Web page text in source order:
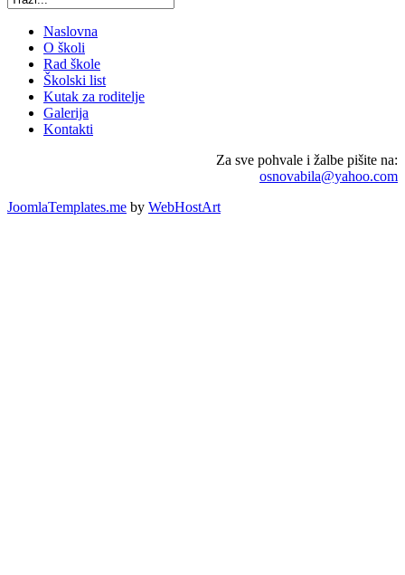
Naslovna
O školi
Rad škole
Školski list
Kutak za roditelje
Galerija
Kontakti
Za sve pohvale i žalbe pišite na:
osnovabila@yahoo.com
JoomlaTemplates.me by WebHostArt